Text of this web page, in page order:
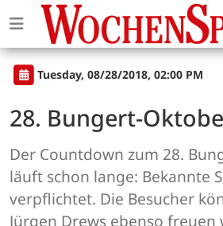
Tuesday, 08/28/2018, 02:00 PM
28. Bungert-
Der Countdown zum 28.
läuft schon lange: Bekannte
verpflichtet. Die Besucher
Jürgen Drews ebenso freuen